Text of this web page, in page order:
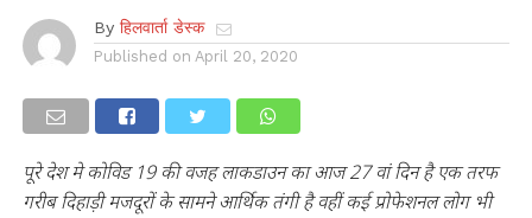
By हिलवार्ता डेस्क
Published on April 20, 2020
पूरे देश मे कोविड 19 की वजह लाकडाउन का आज 27 वां दिन है एक तरफ
गरीब दिहाड़ी मजदूरों के सामने आर्थिक तंगी है वहीं कई प्रोफेशनल लोग भी